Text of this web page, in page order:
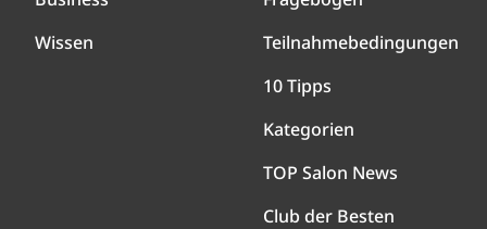
Wissen
Teilnahmebedingungen
10 Tipps
Kategorien
TOP Salon News
Club der Besten